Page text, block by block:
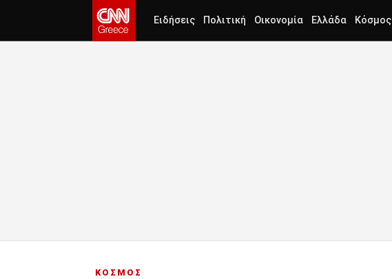
Ειδήσεις Πολιτική Οικονομία Ελλάδα Κόσμος
ΚΟΣΜΟΣ